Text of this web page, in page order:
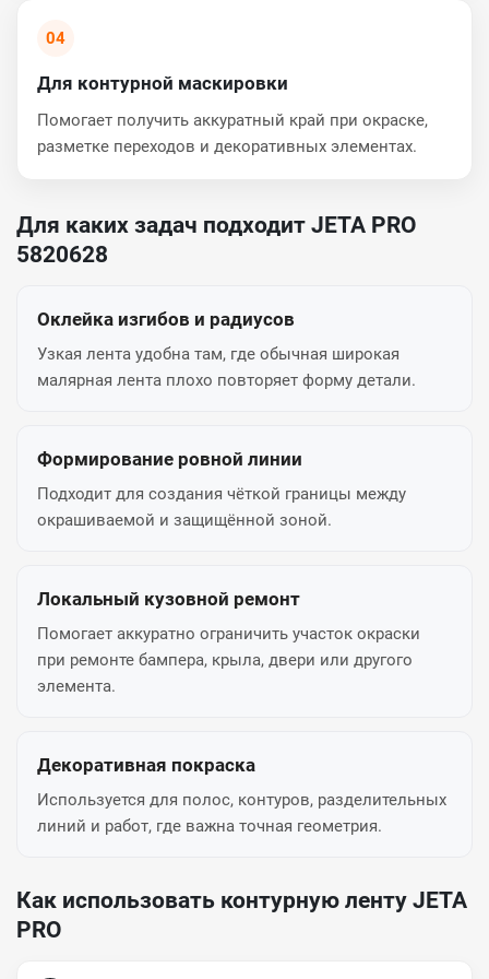
04
Для контурной маскировки
Помогает получить аккуратный край при окраске,
разметке переходов и декоративных элементах.
Для каких задач подходит JETA PRO
5820628
Оклейка изгибов и радиусов
Узкая лента удобна там, где обычная широкая
малярная лента плохо повторяет форму детали.
Формирование ровной линии
Подходит для создания чёткой границы между
окрашиваемой и защищённой зоной.
Локальный кузовной ремонт
Помогает аккуратно ограничить участок окраски
при ремонте бампера, крыла, двери или другого
элемента.
Декоративная покраска
Используется для полос, контуров, разделительных
линий и работ, где важна точная геометрия.
Как использовать контурную ленту JETA
PRO